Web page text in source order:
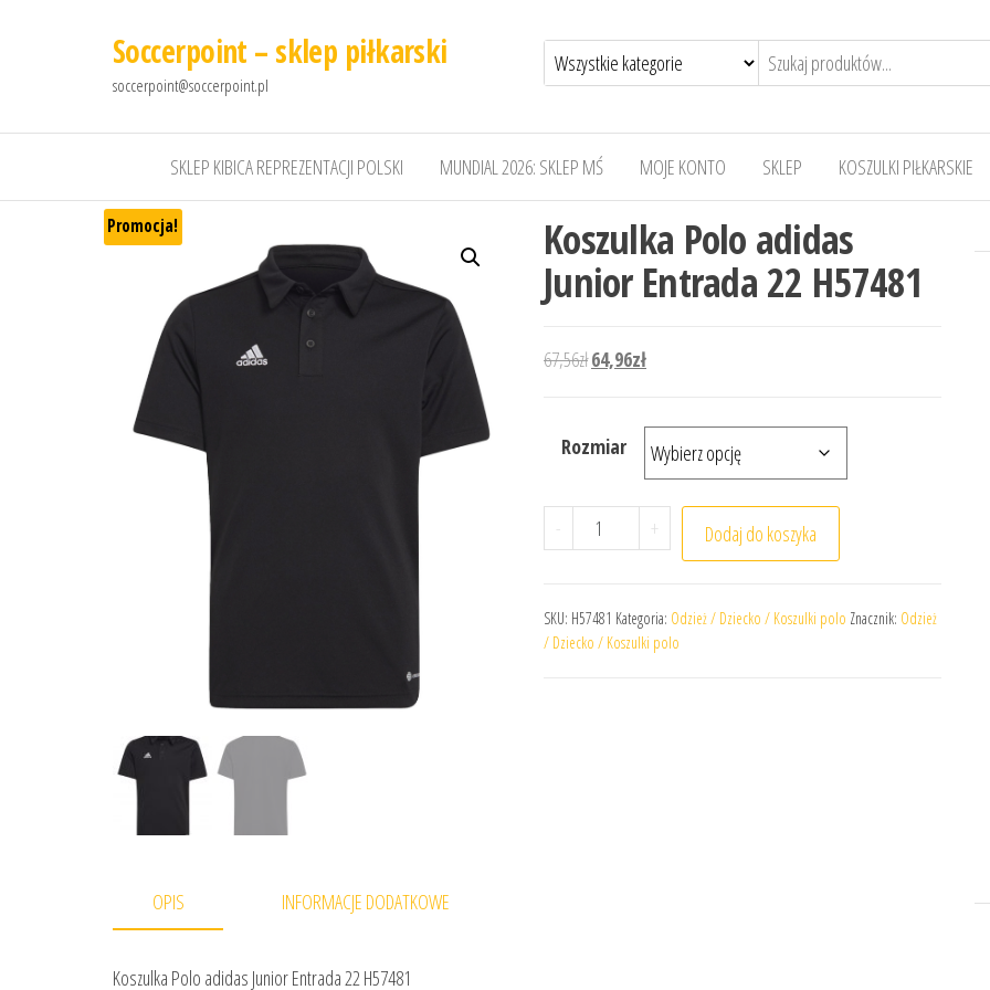
Soccerpoint – sklep piłkarski
soccerpoint@soccerpoint.pl
SKLEP KIBICA REPREZENTACJI POLSKI MUNDIAL 2026: SKLEP MŚ MOJE KONTO SKLEP KOSZULKI PIŁKARSKIE
Promocja! Koszulka Polo adidas
Junior Entrada 22 H57481
67,56złPierwotna cena wynosiła: 67,56zł.
64,96złAktualna cena wynosi: 64,96zł.
Rozmiar
- ilość Koszulka Polo adidas Junior Entrada 22 H57481
+ Dodaj do koszyka
SKU: H57481 Kategoria: Odzież / Dziecko / Koszulki polo Znacznik: Odzież
/ Dziecko / Koszulki polo
OPIS INFORMACJE DODATKOWE
Koszulka Polo adidas Junior Entrada 22 H57481